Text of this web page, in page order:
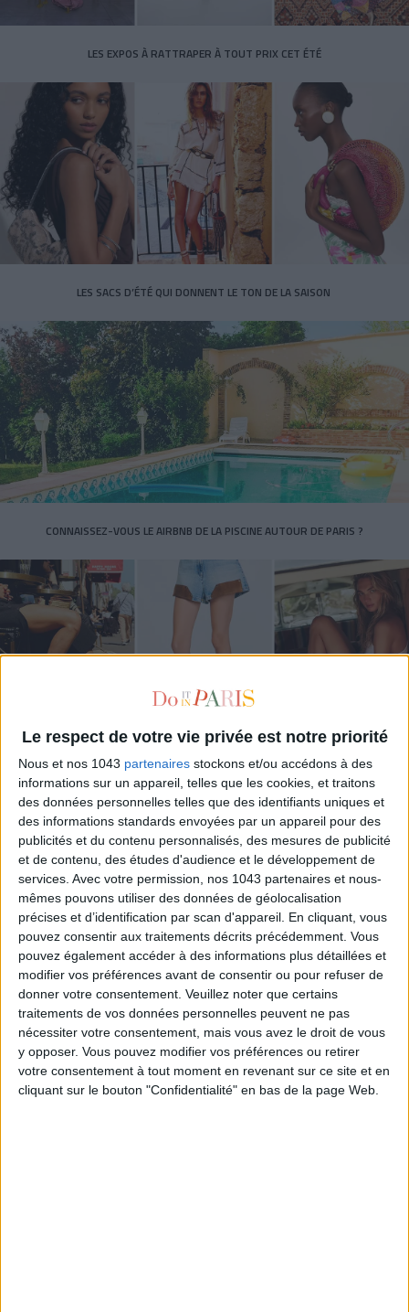
Le respect de votre vie privée est notre priorité
Nous et nos 1043 partenaires stockons et/ou accédons à des
informations sur un appareil, telles que les cookies, et traitons
des données personnelles telles que des identifiants uniques et
des informations standards envoyées par un appareil pour des
publicités et du contenu personnalisés, des mesures de publicité
et de contenu, des études d'audience et le développement de
services. Avec votre permission, nos 1043 partenaires et nous-
mêmes pouvons utiliser des données de géolocalisation
précises et d’identification par scan d'appareil. En cliquant, vous
pouvez consentir aux traitements décrits précédemment. Vous
pouvez également accéder à des informations plus détaillées et
modifier vos préférences avant de consentir ou pour refuser de
donner votre consentement. Veuillez noter que certains
traitements de vos données personnelles peuvent ne pas
nécessiter votre consentement, mais vous avez le droit de vous
y opposer. Vous pouvez modifier vos préférences ou retirer
votre consentement à tout moment en revenant sur ce site et en
cliquant sur le bouton "Confidentialité" en bas de la page Web.
LES EXPOS À RATTRAPER À TOUT PRIX CET ÉTÉ
LES SACS D’ÉTÉ QUI DONNENT LE TON DE LA SAISON
CONNAISSEZ-VOUS LE AIRBNB DE LA PISCINE AUTOUR DE PARIS ?
LES SNEAKERS STARS DE L’ÉTÉ
Inscrivez-vous à notre newsletter
S'INSCRIRE